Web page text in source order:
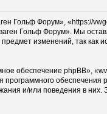
Гольф Форум», «https://
Гольф Форум». Мы
изменений, так как
обеспечение phpBB»,
программного
и/или поведения в